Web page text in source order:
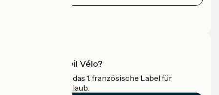
Was ist Accueil Vélo?
Accueil Vélo ist das 1. französische Label für
Radfahrer im Urlaub.